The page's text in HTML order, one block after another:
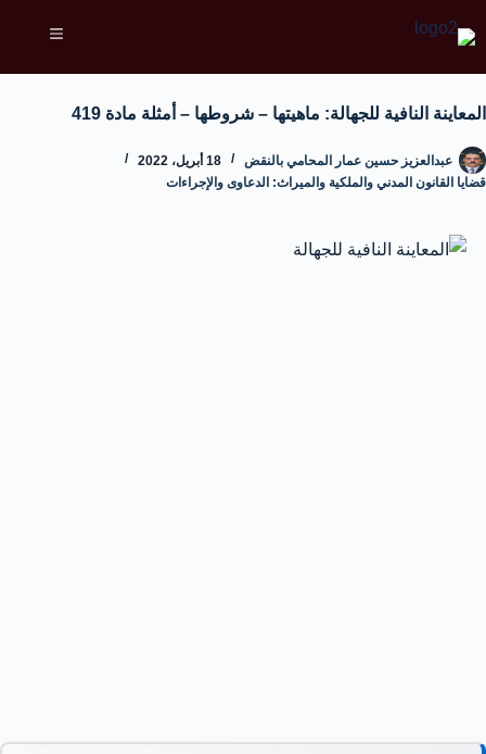
المعاينة النافية للجهالة: ماهيتها – شروطها – أمثلة مادة 419
عبدالعزيز حسين عمار المحامي بالنقض
18 أبريل، 2022
قضايا القانون المدني والملكية والميراث: الدعاوى والإجراءات